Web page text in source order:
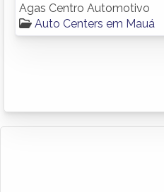
Agas Centro Automotivo
Auto Centers em Mauá